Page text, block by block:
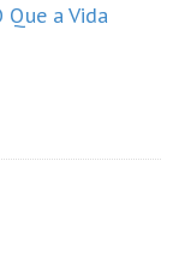
Que a Vida